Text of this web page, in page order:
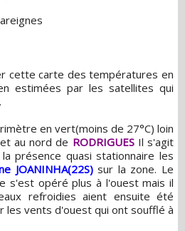
cette carte des températures en
estimées par les satellites qui
en vert(moins de 27°C) loin
au nord de RODRIGUESIl s'agit
présence quasi stationnaire les
JOANINHA(22S)sur la zone. Le
s'est opéré plus à l'ouest mais il
refroidies aient ensuite été
les vents d'ouest qui ont soufflé à